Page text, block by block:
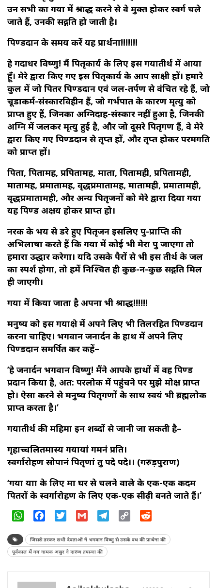
उन सभी का गया में श्राद्ध करने से वे मुक्त होकर स्वर्ग चले
जाते हैं, उनकी सद्गति हो जाती है।
पिण्डदान के समय करें यह प्रार्थना!!!!!!!
हे गदाधर विष्णु! मैं पितृकार्य के लिए इस गयातीर्थ में आया
हूँ। मेरे द्वारा किए गए इस पितृकार्य के आप साक्षी हों। हमारे
कुल में जो पितर पिण्डदान एवं जल-तर्पण से वंचित रहे हैं, जो
चूडाकर्म-संस्कारविहीन हैं, जो गर्भपात के कारण मृत्यु को
प्राप्त हुए हैं, जिनका अग्निदाह-संस्कार नहीं हुआ है, जिनकी
अग्नि में जलकर मृत्यु हुई है, और जो दूसरे पितृगण हैं, वे मेरे
द्वारा किए गए पिण्डदान से तृप्त हों, और तृप्त होकर परमगति
को प्राप्त हों।
पिता, पितामह, प्रपितामह, माता, पितामही, प्रपितामही,
मातामह, प्रमातामह, वृद्धप्रमातामह, मातामही, प्रमातामही,
वृद्धप्रमातामही, और अन्य पितृजनों को मेरे द्वारा दिया गया
यह पिण्ड अक्षय होकर प्राप्त हो।
नरक के भय से डरे हुए पितृजन इसलिए पुत्र-प्राप्ति की
अभिलाषा करते हैं कि गया में कोई भी मेरा पुत्र जाएगा तो
हमारा उद्धार करेगा। यदि उसके पैरों से भी इस तीर्थ के जल
का स्पर्श होगा, तो हमें निश्चित ही कुछ-न-कुछ सद्गति मिल
ही जाएगी।
गया में किया जाता है अपना भी श्राद्ध!!!!!!
मनुष्य को इस गयाक्षेत्र में अपने लिए भी तिलरहित पिण्डदान
करना चाहिए। भगवान जनार्दन के हाथ में अपने लिए
पिण्डदान समर्पित कर कहें–
’हे जनार्दन भगवान विष्णु! मैंने आपके हाथों में वह पिण्ड
प्रदान किया है, अत: परलोक में पहुंचने पर मुझे मोक्ष प्राप्त
हो। ऐसा करने से मनुष्य पितृगणों के साथ स्वयं भी ब्रह्मलोक
प्राप्त करता है।’
गयातीर्थ की महिमा इन शब्दों से जानी जा सकती है–
गृहाच्चलितमात्रस्य गयायां गमनं प्रति।
स्वर्गारोहण सोपानं पितृणां तु पदे पदे।। (गरुड़पुराण)
‘गया यात्रा के लिए मात्र घर से चलने वाले के एक-एक कदम
पितरों के स्वर्गारोहण के लिए एक-एक सीढ़ी बनते जाते हैं।’
WhatsAppFacebookTwitter Gmail Telegram
Copy
जिससे डरकर सभी देवताओं ने भगवान विष्णु से उसके वध की प्रार्थना की
पूर्वकाल में गय नामक असुर ने दारुण तपस्या की